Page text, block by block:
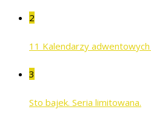
2
11 Kalendarzy
3
Sto bajek. Seria limitowana.